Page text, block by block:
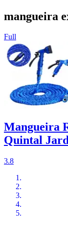
mangueira
Full
Mangueira
Quintal
3.8